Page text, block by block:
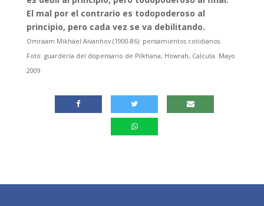
El mal por el contrario es todopoderoso al
principio, pero cada vez se va debilitando.
Omraam Mikhäel Aïvanhov (1900-86): pensamientos cotidianos.
Foto: guardería del dispensario de Pilkhana, Howrah, Calcuta. Mayo
2009